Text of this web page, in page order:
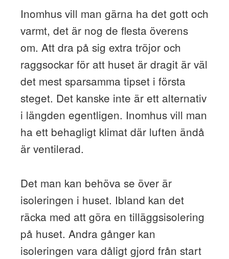
Inomhus vill man gärna ha det gott och
varmt, det är nog de flesta överens
om. Att dra på sig extra tröjor och
raggsockar för att huset är dragit är väl
det mest sparsamma tipset i första
steget. Det kanske inte är ett alternativ
i längden egentligen. Inomhus vill man
ha ett behagligt klimat där luften ändå
är ventilerad.
Det man kan behöva se över är
isoleringen i huset. Ibland kan det
räcka med att göra en tilläggsisolering
på huset. Andra gånger kan
isoleringen vara dåligt gjord från start